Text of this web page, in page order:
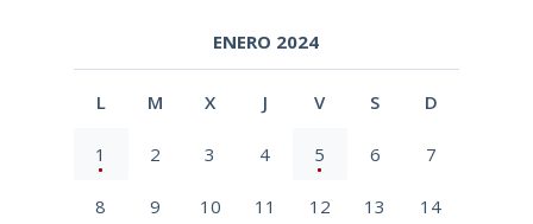
ENERO 2024
L M X J V S D
1 2 3 4 5 6 7
8 9 10 11 12 13 14